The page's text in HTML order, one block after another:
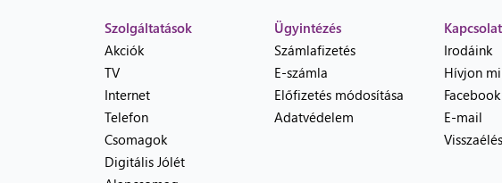
Szolgáltatások
Akciók
TV
Internet
Telefon
Csomagok
Digitális Jólét
Ügyintézés
Számlafizetés
E-számla
Előfizetés módosítása
Adatvédelem
Kapcsolat
Irodáink
Hívjon
Facebook
E-mail